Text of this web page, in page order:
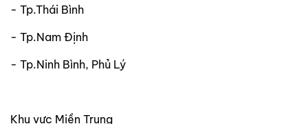
- Tp.Thái Bình
- Tp.Nam Định
- Tp.Ninh Bình, Phủ Lý
Khu vực Miền Trung